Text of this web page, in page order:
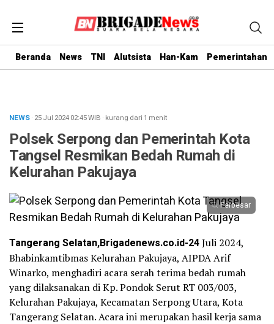
Beranda News TNI Alutsista Han-Kam Pemerintahan
NEWS· 25 Jul 202402:45WIB · kurang dari 1 menit
Polsek Serpong dan Pemerintah Kota
Tangsel Resmikan Bedah Rumah di
Kelurahan Pakujaya
Perbesar
Tangerang Selatan,Brigadenews.co.id-24Juli 2024,
Bhabinkamtibmas Kelurahan Pakujaya, AIPDA Arif
Winarko, menghadiri acara serah terima bedah rumah
yang dilaksanakan di Kp. Pondok Serut RT 003/003,
Kelurahan Pakujaya, Kecamatan Serpong Utara, Kota
Tangerang Selatan. Acara ini merupakan hasil kerja sama